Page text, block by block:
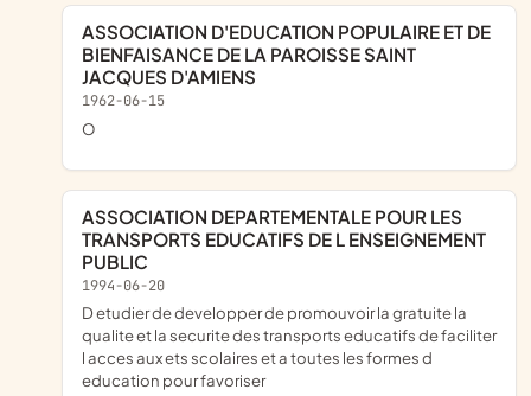
ASSOCIATION D'EDUCATION POPULAIRE ET DE
BIENFAISANCE DE LA PAROISSE SAINT
JACQUES D'AMIENS
1962-06-15
o
ASSOCIATION DEPARTEMENTALE POUR LES
TRANSPORTS EDUCATIFS DE L ENSEIGNEMENT
PUBLIC
1994-06-20
d etudier de developper de promouvoir la gratuite la
qualite et la securite des transports educatifs de faciliter
l acces aux ets scolaires et a toutes les formes d
education pour favoriser